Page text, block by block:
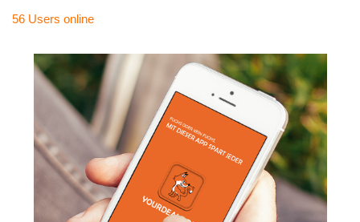
56 Users online